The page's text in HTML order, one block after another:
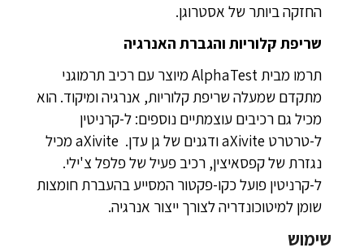
החזקה ביותר של אסטרוגן.
שריפת קלוריות והגברת האנרגיה
תרמו מבית AlphaTest מיוצר עם רכיב תרמוגני
מתקדם שמעלה שריפת קלוריות, אנרגיה ומיקוד. הוא
מכיל גם רכיבים עוצמתיים נוספים: ל-קרניטין
ל-טרטרט aXivite ודגנים של גן עדן. aXivite מכיל
נגזרת של קפסאיצין, רכיב פעיל של פלפל צ'ילי.
ל-קרניטין פועל כקו-פקטור המסייע בהעברת חומצות
שומן למיטוכונדריה לצורך ייצור אנרגיה.
שימוש